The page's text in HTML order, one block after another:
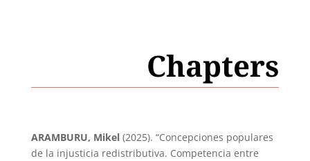
Chapters
ARAMBURU, Mikel(2025). “Concepciones populares
de la injusticia redistributiva. Competencia entre